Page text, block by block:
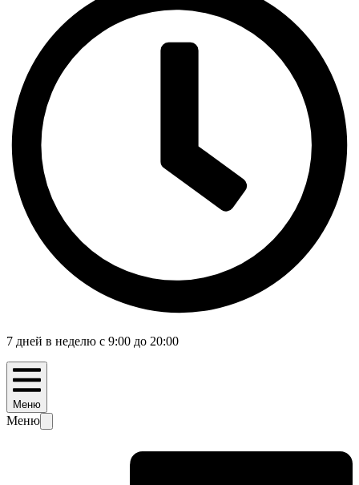
7 дней в неделю с 9:00 до 20:00
Меню
Меню